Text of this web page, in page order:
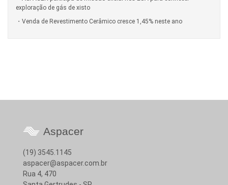
exploração de gás de xisto
Venda de Revestimento Cerâmico cresce 1,45% neste ano
Aspacer
(19) 3545.1145
aspacer@aspacer.com.br
Rua 4, 470